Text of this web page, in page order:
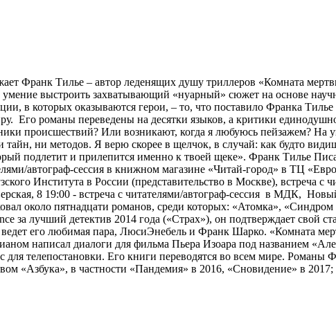
Франк Тилье – автор леденящих душу триллеров «Комната
выстроить захватывающий «нуарный» сюжет на основе
в которых оказываются герои, – то, что поставило Франка
Его романы переведены на десятки языков, а критики
происшествий? Или возникают, когда я любуюсь пейзажем? На
ни методов. Я верю скорее в щелчок, в случай: как будто
подлетит и прилепится именно к твоей щеке». Франк Тилье
автограф-сессия в книжном магазине «Читай-город» в ТЦ
Института в России (представительство в Москве), встреча с
8 19:00 - встреча с читателями/автограф-сессия в МДК,
около пятнадцати романов, среди которых: «Атомка»,
за лучший детектив 2014 года («Страх»), он подтверждает свой
его любимая пара, ЛюсиЭнебель и Франк Шарко. «Комната
написал диалоги для фильма Пьера Изоара под названием
для телепостановки. Его книги переводятся во всем мире.
«Азбука», в частности «Пандемия» в 2016, «Сновидение» в